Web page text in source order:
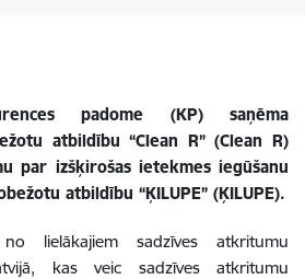
padome (KP) saņēma
atbildību “Clean R” (Clean R)
par izšķirošas ietekmes iegūšanu
atbildību “ĶILUPE” (ĶILUPE).
lielākajiem sadzīves atkritumu
kas veic sadzīves atkritumu